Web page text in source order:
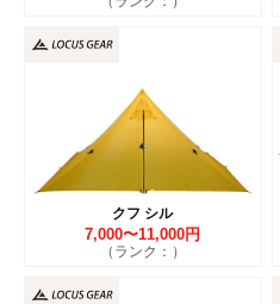
クフ シル
7,000〜11,000円
（ランク：）